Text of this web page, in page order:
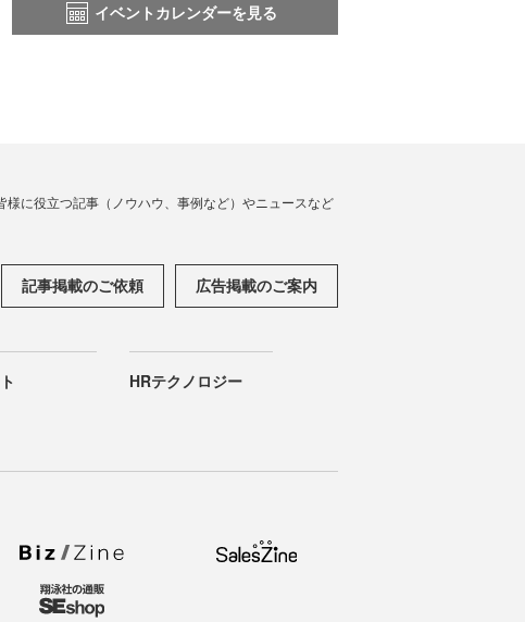
イベントカレンダーを見る
に役立つ記事（ノウハウ、事例など）やニュースなど
記事掲載のご依頼 広告掲載のご案内
HRテクノロジー